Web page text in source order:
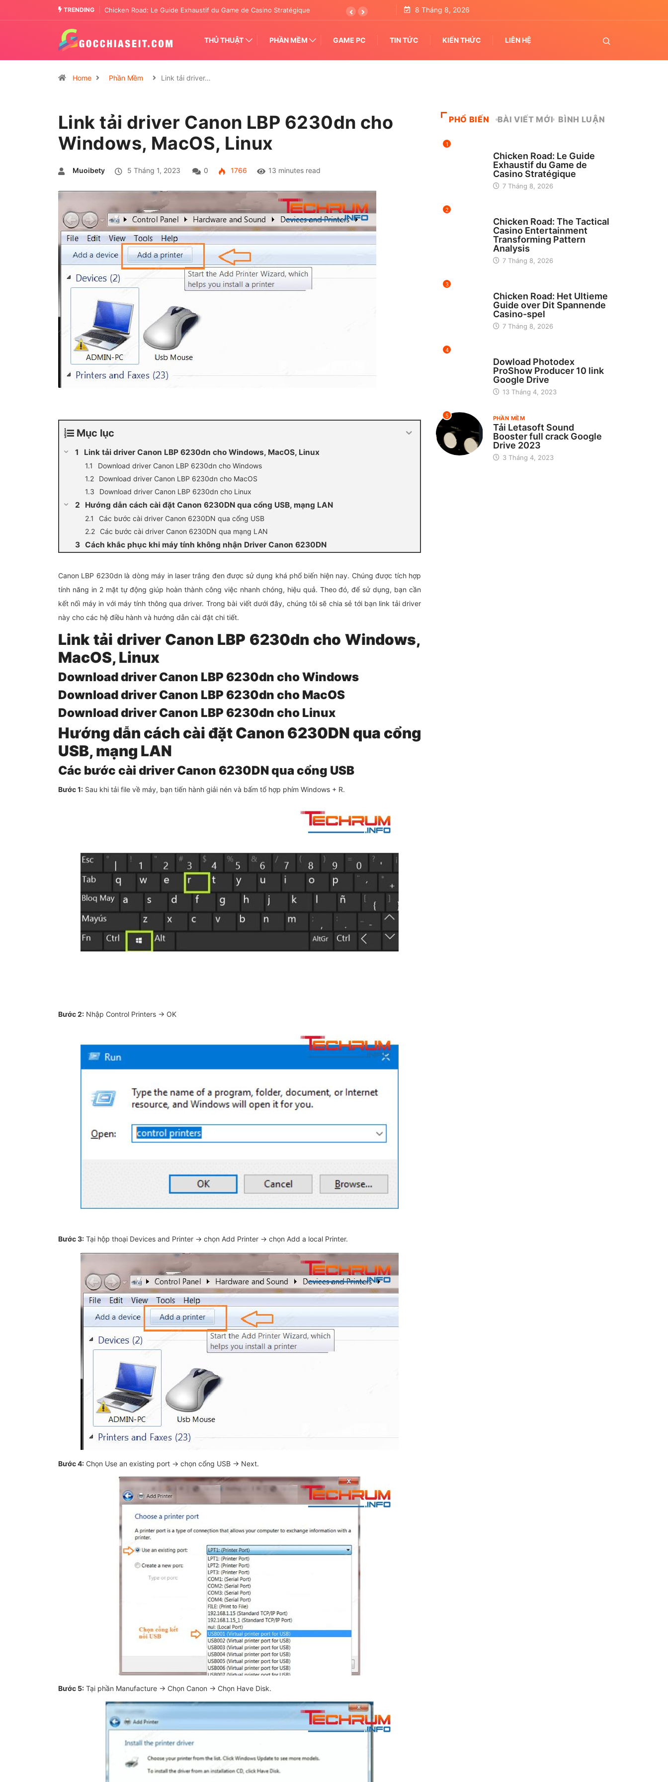
TRENDING Chicken Road: The Tactical Casino Entertainment Transforming Pattern Analysis 8 Tháng 8, 2026
THỦ THUẬT PHẦN MỀM GAME PC TIN TỨC KIẾN THỨC LIÊN HỆ
Home Phần Mềm Link tải driver…
Link tải driver Canon LBP 6230dn cho
Windows, MacOS, Linux
Muoibety 5 Tháng 1, 2023 0 1766 13 minutes read
Mục lục
Link tải driver Canon LBP 6230dn cho Windows, MacOS, Linux
Download driver Canon LBP 6230dn cho Windows
Download driver Canon LBP 6230dn cho MacOS
Download driver Canon LBP 6230dn cho Linux
Hướng dẫn cách cài đặt Canon 6230DN qua cổng USB, mạng LAN
Các bước cài driver Canon 6230DN qua cổng USB
Các bước cài driver Canon 6230DN qua mạng LAN
Cách khắc phục khi máy tính không nhận Driver Canon 6230DN
Canon LBP 6230dn là dòng máy in laser trắng đen được sử dụng khá phổ biến hiện nay. Chúng được tích hợp
tính năng in 2 mặt tự động giúp hoàn thành công việc nhanh chóng, hiệu quả. Theo đó, để sử dụng, bạn cần
kết nối máy in với máy tính thông qua driver. Trong bài viết dưới đây, chúng tôi sẽ chia sẻ tới bạn link tải driver
này cho các hệ điều hành và hướng dẫn cài đặt chi tiết.
Link tải driver Canon LBP 6230dn cho Windows,
MacOS, Linux
Download driver Canon LBP 6230dn cho Windows
Download driver Canon LBP 6230dn cho MacOS
Download driver Canon LBP 6230dn cho Linux
Hướng dẫn cách cài đặt Canon 6230DN qua cổng
USB, mạng LAN
Các bước cài driver Canon 6230DN qua cổng USB
Bước 1: Sau khi tải file về máy, bạn tiến hành giải nén và bấm tổ hợp phím Windows + R.
Bước 2: Nhập Control Printers → OK
Bước 3: Tại hộp thoại Devices and Printer → chọn Add Printer → chọn Add a local Printer.
Bước 4: Chọn Use an existing port → chọn cổng USB → Next.
Bước 5: Tại phần Manufacture → Chọn Canon → Chọn Have Disk.
PHỔ BIẾN BÀI VIẾT MỚI BÌNH LUẬN
1
Chicken Road: Le Guide
Exhaustif du Game de
Casino Stratégique
7 Tháng 8, 2026
2
Chicken Road: The Tactical
Casino Entertainment
Transforming Pattern
Analysis
7 Tháng 8, 2026
3
Chicken Road: Het Ultieme
Guide over Dit Spannende
Casino-spel
7 Tháng 8, 2026
4
Dowload Photodex
ProShow Producer 10 link
Google Drive
13 Tháng 4, 2023
5 PHẦN MỀM
Tải Letasoft Sound
Booster full crack Google
Drive 2023
3 Tháng 4, 2023